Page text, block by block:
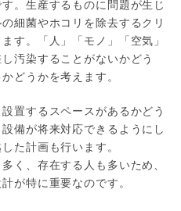
。生産するものに問題が生じ
細菌やホコリを除去するクリ
す。「人」「モノ」「空気」
汚染することがないかどう
どうかを考えます。
置するスペースがあるかどう
備が将来対応できるようにし
た計画も行います。
く、存在する人も多いため、
が特に重要なのです。